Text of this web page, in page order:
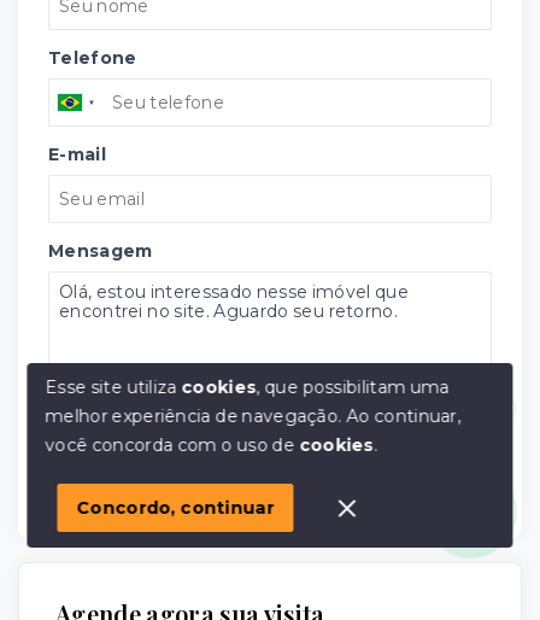
Telefone
E-mail
Mensagem
Concordo com aPolítica de Privacidade
Agende agora sua visita
Olá! em posso ajudar?
Esse site utiliza cookies, que possibilitam uma
melhor experiência de navegação.Ao continuar,
você concorda com o uso de cookies.
Concordo, continuar